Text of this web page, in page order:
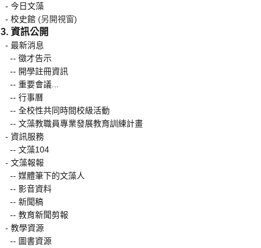
- 今日文藻
- 校史館 (另開視窗)
3. 資訊公開
- 最新消息
-- 徵才告示
-- 開學註冊資訊
-- 重要會議...
-- 行事曆
-- 全校性共同時間校級活動
-- 文藻教職員專業發展教育訓練計畫
- 資訊服務
-- 文藻104
- 文藻報報
-- 媒體筆下的文藻人
-- 影音資料
-- 新聞稿
-- 教育新聞剪報
- 教學資源
-- 圖書資源